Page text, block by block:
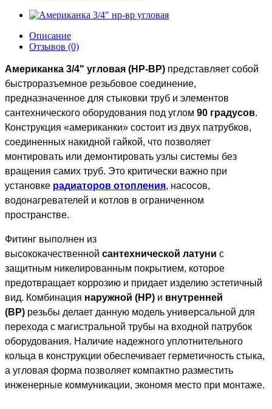
Описание
Отзывов (0)
Американка 3/4" угловая (НР-ВР) представляет собой
быстроразъемное резьбовое соединение,
предназначенное для стыковки труб и элементов
сантехнического оборудования под углом 90 градусов.
Конструкция «американки» состоит из двух патрубков,
соединенных накидной гайкой, что позволяет
монтировать или демонтировать узлы системы без
вращения самих труб. Это критически важно при
установке радиаторов отопления, насосов,
водонагревателей и котлов в ограниченном
пространстве.
Фитинг выполнен из
высококачественной сантехнической латуни с
защитным никелированным покрытием, которое
предотвращает коррозию и придает изделию эстетичный
вид. Комбинация наружной (НР) и внутренней
(ВР) резьбы делает данную модель универсальной для
перехода с магистральной трубы на входной патрубок
оборудования. Наличие надежного уплотнительного
кольца в конструкции обеспечивает герметичность стыка,
а угловая форма позволяет компактно разместить
инженерные коммуникации, экономя место при монтаже.